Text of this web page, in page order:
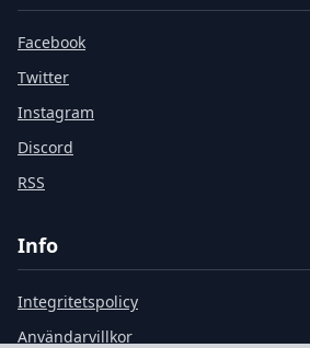
Facebook
Twitter
Instagram
Discord
RSS
Info
Integritetspolicy
Användarvillkor